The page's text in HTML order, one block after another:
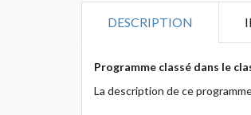
DESCRIPTION
Programme classé dans le
La description de ce